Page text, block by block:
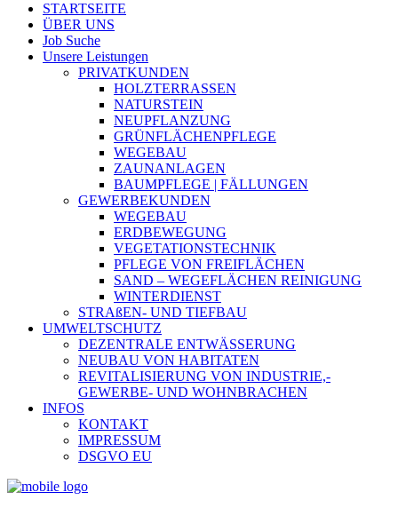
STARTSEITE
ÜBER UNS
Job Suche
Unsere Leistungen
PRIVATKUNDEN
HOLZTERRASSEN
NATURSTEIN
NEUPFLANZUNG
GRÜNFLÄCHENPFLEGE
WEGEBAU
ZAUNANLAGEN
BAUMPFLEGE | FÄLLUNGEN
GEWERBEKUNDEN
WEGEBAU
ERDBEWEGUNG
VEGETATIONSTECHNIK
PFLEGE VON FREIFLÄCHEN
SAND – WEGEFLÄCHEN REINIGUNG
WINTERDIENST
STRAßEN- UND TIEFBAU
UMWELTSCHUTZ
DEZENTRALE ENTWÄSSERUNG
NEUBAU VON HABITATEN
REVITALISIERUNG VON INDUSTRIE,-
GEWERBE- UND WOHNBRACHEN
INFOS
KONTAKT
IMPRESSUM
DSGVO EU